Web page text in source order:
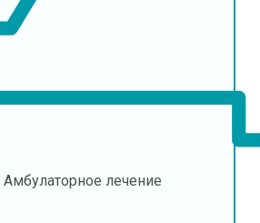
Амбулаторное лечение